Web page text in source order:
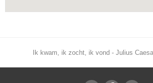
Ik kwam, ik zocht, ik vond - Julius